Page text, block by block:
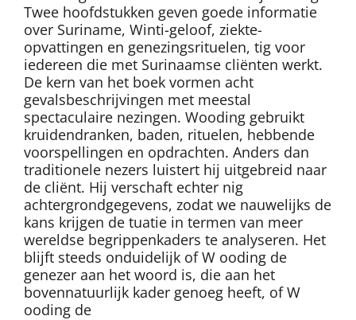
Twee hoofdstukken geven goede informatie
over Suriname, Winti-geloof, ziekte-
opvattingen en genezingsrituelen, tig voor
iedereen die met Surinaamse cliënten werkt.
De kern van het boek vormen acht
gevalsbeschrijvingen met meestal
spectaculaire nezingen. Wooding gebruikt
kruidendranken, baden, rituelen, hebbende
voorspellingen en opdrachten. Anders dan
traditionele nezers luistert hij uitgebreid naar
de cliënt. Hij verschaft echter nig
achtergrondgegevens, zodat we nauwelijks de
kans krijgen de tuatie in termen van meer
wereldse begrippenkaders te analyseren. Het
blijft steeds onduidelijk of W ooding de
genezer aan het woord is, die aan het
bovennatuurlijk kader genoeg heeft, of W
ooding de